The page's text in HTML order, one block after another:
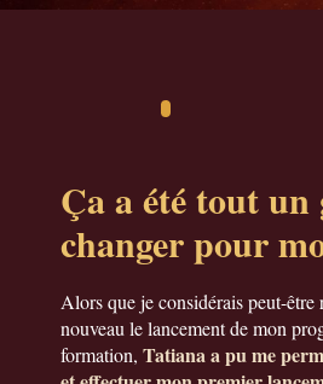
Ça a été tout un
changer pour
Alors que je considérais peut-être
nouveau le lancement de mon
formation, Tatiana a pu me